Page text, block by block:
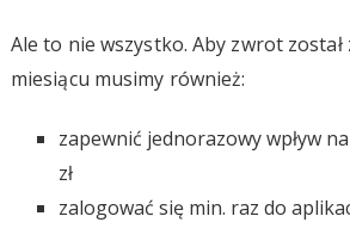
Ale to nie wszystko. Aby zwrot został
miesiącu musimy również:
zapewnić jednorazowy wpływ
zł
zalogować się min. raz do